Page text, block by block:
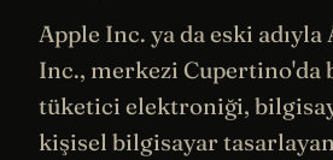
Apple Inc. ya da eski
Inc., merkezi Cupertino'da
tüketici elektroniği,
kişisel bilgisayar